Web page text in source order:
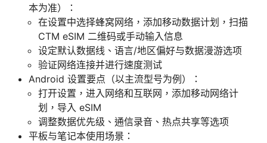
本为准）：
在设置中选择蜂窝网络，添加移动数据计划，扫描
CTM eSIM 二维码或手动输入信息
设定默认数据线、语言/地区偏好与数据漫游选项
验证网络连接并进行速度测试
Android 设置要点（以主流型号为例）：
打开设置，进入网络和互联网，添加移动网络计
划，导入 eSIM
调整数据优先级、通信录音、热点共享等选项
平板与笔记本使用场景：